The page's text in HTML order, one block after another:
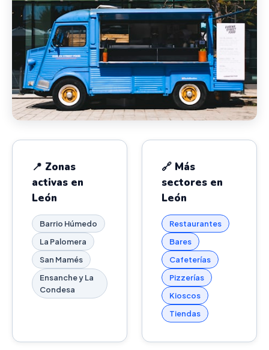
📍 Zonas
activas en
León
Barrio Húmedo
La Palomera
San Mamés
Ensanche y La
Condesa
🔗 Más
sectores en
León
Restaurantes
Bares
Cafeterías
Pizzerías
Kioscos
Tiendas